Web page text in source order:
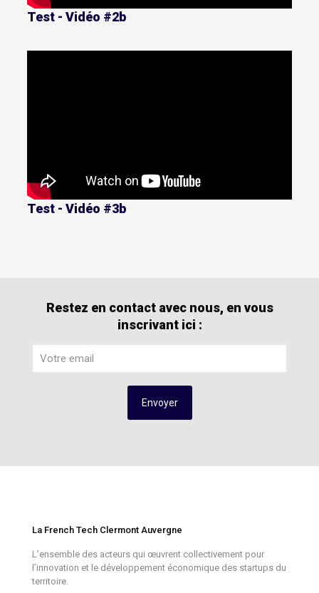
Test - Vidéo #2b
Test - Vidéo #3b
Restez en contact avec nous, en vous
inscrivant ici :
La French Tech Clermont Auvergne
L’ensemble des acteurs qui œuvrent collectivement pour
l’innovation et le développement économique des startups du
territoire.